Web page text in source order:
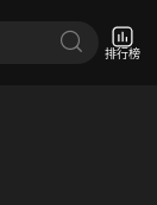
排行榜